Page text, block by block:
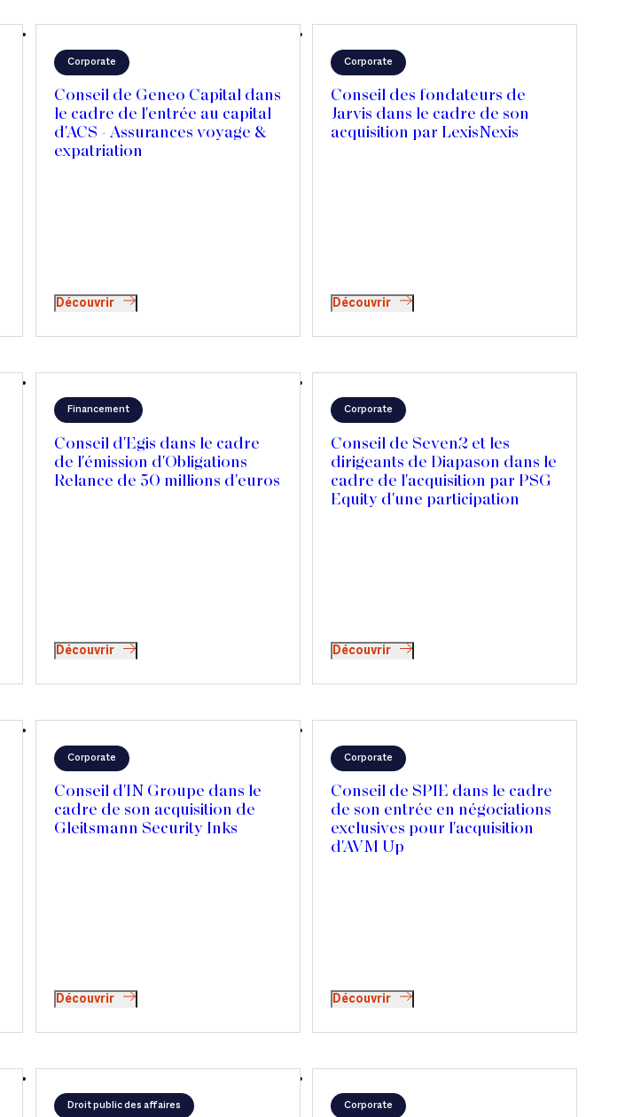
Corporate
Conseil de Geneo Capital dans
le cadre de l'entrée au capital
d'ACS - Assurances voyage &
expatriation
Découvrir
Corporate
Conseil des fondateurs de
Jarvis dans le cadre de son
acquisition par LexisNexis
Découvrir
Financement
Conseil d'Egis dans le cadre
de l'émission d'Obligations
Relance de 50 millions d'euros
Découvrir
Corporate
Conseil de Seven2 et les
dirigeants de Diapason dans le
cadre de l'acquisition par PSG
Equity d'une participation
Découvrir
Corporate
Conseil d'IN Groupe dans le
cadre de son acquisition de
Gleitsmann Security Inks
Découvrir
Corporate
Conseil de SPIE dans le cadre
de son entrée en négociations
exclusives pour l'acquisition
d'AVM Up
Découvrir
Droit public des affaires Corporate